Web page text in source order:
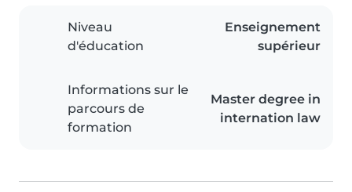
Niveau
d'éducation
Enseignement
supérieur
Informations sur le
parcours de
formation
Master degree in
internation law